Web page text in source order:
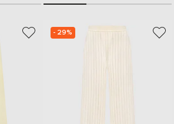
- 29%